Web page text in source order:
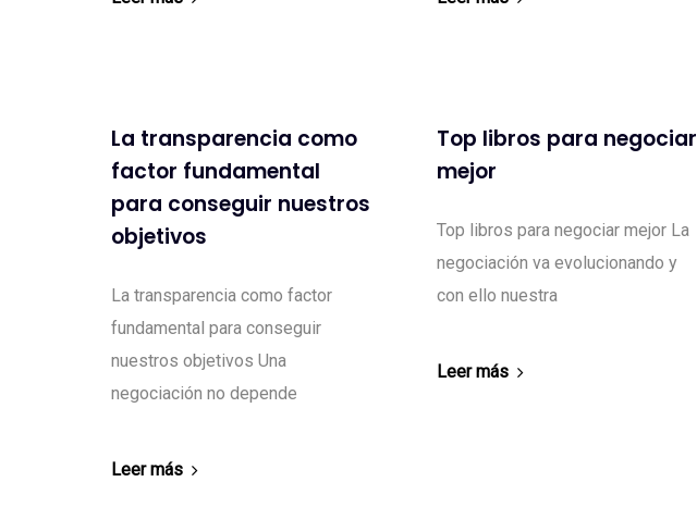
La transparencia como
factor fundamental
para conseguir nuestros
objetivos
La transparencia como factor
fundamental para conseguir
nuestros objetivos Una
negociación no depende
Leer más
Top libros para negociar
mejor
Top libros para negociar mejor La
negociación va evolucionando y
con ello nuestra
Leer más